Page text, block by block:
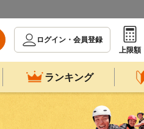
ログイン・会員登録
上限額
ランキング